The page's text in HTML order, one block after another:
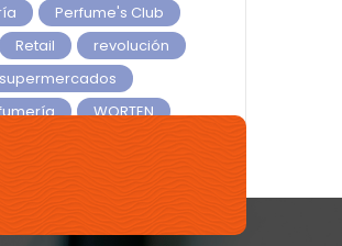
Perfume's Club
Retail
revolución
supermercados
WORTEN